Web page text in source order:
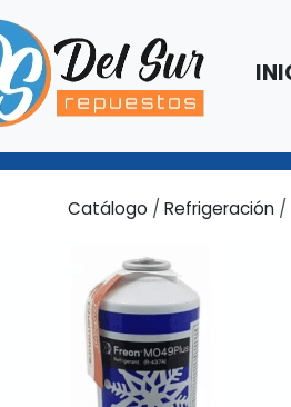
Catálogo / Refrigeración /